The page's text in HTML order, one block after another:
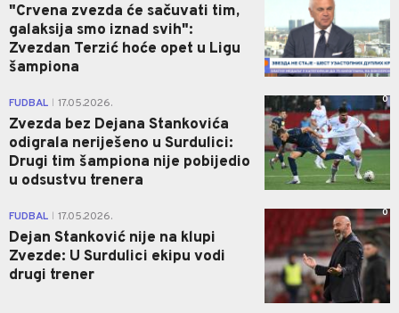
"Crvena zvezda će sačuvati tim,
galaksija smo iznad svih":
Zvezdan Terzić hoće opet u Ligu
šampiona
FUDBAL 17.05.2026.
Zvezda bez Dejana Stankovića
odigrala neriješeno u Surdulici:
Drugi tim šampiona nije pobijedio
u odsustvu trenera
0
FUDBAL 17.05.2026.
Dejan Stanković nije na klupi
Zvezde: U Surdulici ekipu vodi
drugi trener
0